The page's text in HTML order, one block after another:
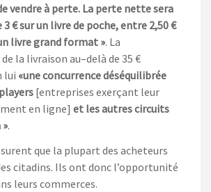
vendre à perte. La perte nette sera
€ sur un livre de poche, entre 2,50 €
livre grand format ». La
la livraison au–delà de 35 €
lui «une concurrencedéséquilibrée
[entreprises exerçant leur
en ligne] et les autres circuits
».
que la plupart des acheteurs
citadins. Ils ont donc l’opportunité
leurs commerces.